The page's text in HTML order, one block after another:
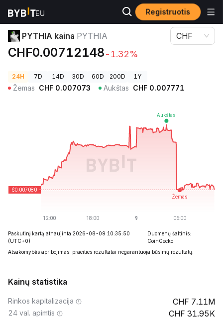
Registruotis
Kriptovaliutų kainos PYTHIA kaina PYTHIA
PYTHIA kaina PYTHIA
CHF0.00712148-1.32%
CHF
24H 7D 14D 30D 60D 200D 1Y
Žemas CHF 0.007073 Aukštas CHF 0.007771
Paskutinį kartą atnaujinta 2026-08-09 10:35:50
(UTC+0)
Duomenų šaltinis:
CoinGecko
Atsakomybės apribojimas: praeities rezultatai negarantuoja būsimų rezultatų.
Kainų statistika
Rinkos kapitalizacija 7.11M
24 val. apimtis 31.95K